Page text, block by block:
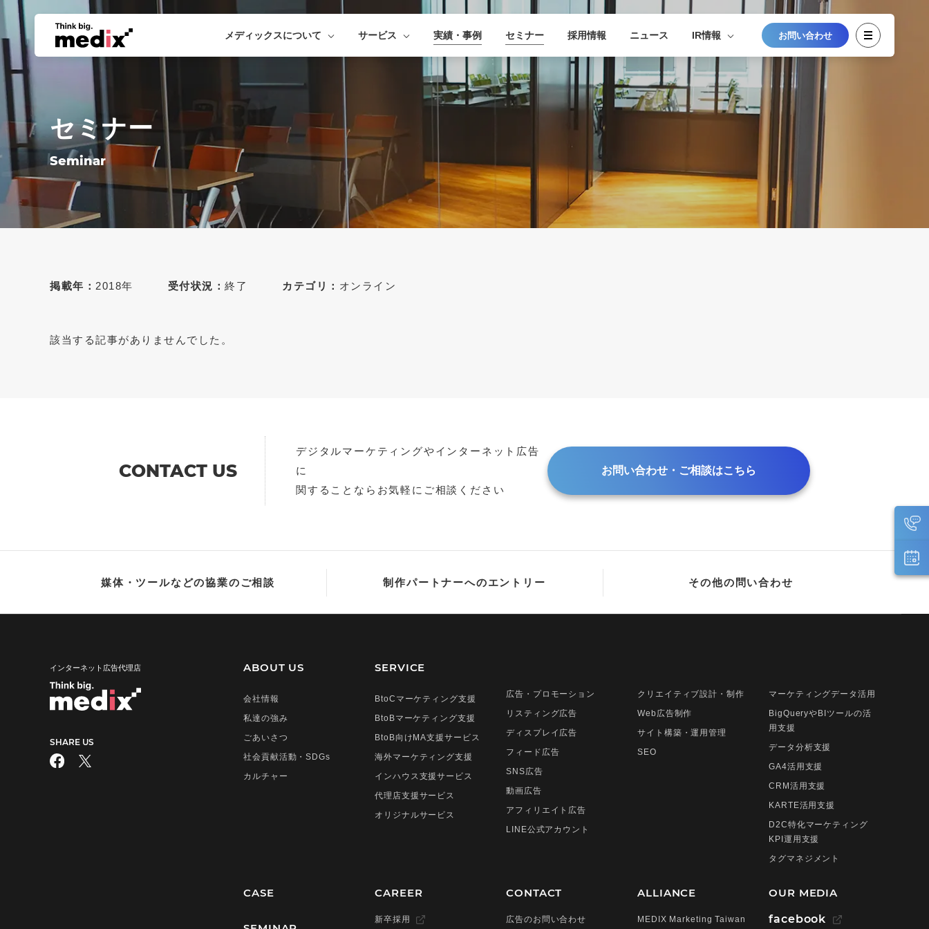
メディックスについて サービス 実績・事例 セミナー 採用情報 ニュース IR情報 お問い合わせ
セミナー
Seminar
掲載年： 2018年
2026年
2021年
2013年
2011年
受付状況： 終了
カテゴリ： オンライン
該当する記事がありませんでした。
CONTACT US
デジタルマーケティングやインターネット広告
に
関することならお気軽にご相談ください
お問い合わせ・ご相談はこちら
媒体・ツールなどの協業のご相談 制作パートナーへのエントリー その他の問い合わせ
インターネット広告代理店 ABOUT US
会社情報
私達の強み
ごあいさつ
社会貢献活動・SDGs
カルチャー
SERVICE
BtoCマーケティング支援
BtoBマーケティング支援
BtoB向けMA支援サービス
海外マーケティング支援
インハウス支援サービス
代理店支援サービス
オリジナルサービス
広告・プロモーション
リスティング広告
ディスプレイ広告
フィード広告
SNS広告
動画広告
アフィリエイト広告
LINE公式アカウント
クリエイティブ設計・制作
Web広告制作
サイト構築・運用管理
SEO
マーケティングデータ活用
BigQueryやBIツールの活
用支援
データ分析支援
GA4活用支援
CRM活用支援
KARTE活用支援
D2C特化マーケティング
KPI運用支援
タグマネジメント
CASE CAREER
新卒採用
CONTACT
広告のお問い合わせ
ALLIANCE
MEDIX Marketing Taiwan
OUR MEDIA
facebook
SHARE US